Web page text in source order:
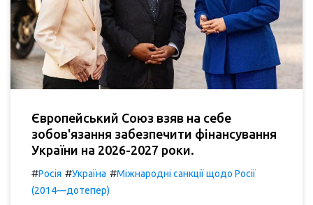
Європейський Союз взяв на себе
зобов'язання забезпечити фінансування
України на 2026-2027 роки.
#Росія #Україна #Міжнародні санкції щодо Росії
(2014—дотепер)